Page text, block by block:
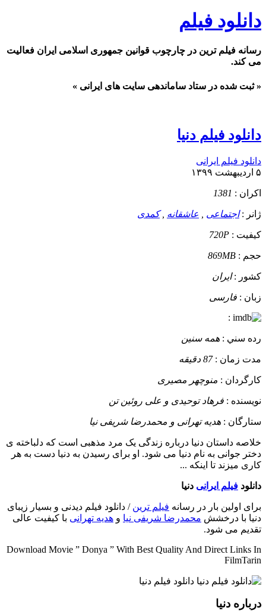
دانلود فیلم
رسانه فیلم ترین در چارچوب قوانین جمهوری اسلامی ایران فعالیت
می کند.
« ثبت شده در ستاد ساماندهی سایت های ایرانی »
دانلود فیلم دنیا
دانلود فیلم ایرانی
۵ اردیبهشت ۱۳۹۹
اکران : 1381
ژانر :اجتماعی عاشقانه ,کمدی
کيفيت : 720P
حجم : 869MB
کشور :ایران
زبان : فارسی
:
رده سني : همه سنین
مدت زمان :87 دقیقه
کارگردان : منوچهر مصیری
نويسنده : فرهاد توحیدی و علی روئین تن
ستارگان : هدیه تهرانی و محمدرضا شریفی نیا
خلاصه داستان دنیا درباره زندگی یک مرد مذهبی است که دلباخته ی
دختر جوانی به نام دنیا می شود. او برای رسیدن به دنیا دست به هر
کاری میزند تا اینکه ...
دانلود فیلم ایرانی دنیا
برای اولین بار در رسانه فیلم ترین / دانلود فیلم دیدنی و بسیار زیبای
دنیا با درخشش محمدرضا شریفی نیا و هدیه تهرانی با کیفیت عالی
تقدیم می شود.
Download Movie ” Donya ” With Best Quality And Direct Links In
FilmTarin
درباره دنیا